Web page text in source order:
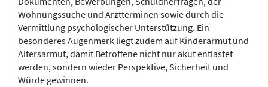
Wohnungssuche und Arztterminen sowie durch die
Vermittlung psychologischer Unterstützung. Ein
besonderes Augenmerk liegt zudem auf Kinderarmut und
Altersarmut, damit Betroffene nicht nur akut entlastet
werden, sondern wieder Perspektive, Sicherheit und
Würde gewinnen.